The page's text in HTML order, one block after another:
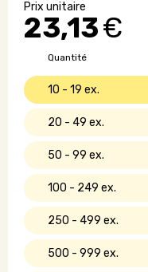
23,13€
avec
lunch
Quantité
10 - 19
20 - 49
50 - 99
100 - 249
250 - 499
500 - 999